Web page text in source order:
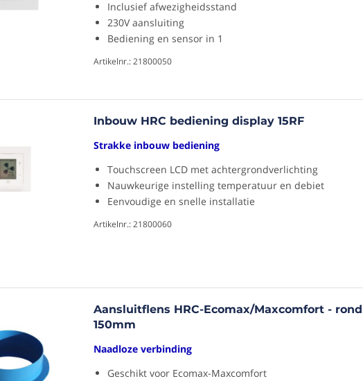
Inclusief afwezigheidsstand
230V aansluiting
Bediening en sensor in 1
Artikelnr.: 21800050
Inbouw HRC bediening display 15RF
Strakke inbouw bediening
Touchscreen LCD met achtergrondverlichting
Nauwkeurige instelling temperatuur en debiet
Eenvoudige en snelle installatie
Artikelnr.: 21800060
Aansluitflens HRC-Ecomax/Maxcomfort - rond
150mm
Naadloze verbinding
Geschikt voor Ecomax-Maxcomfort